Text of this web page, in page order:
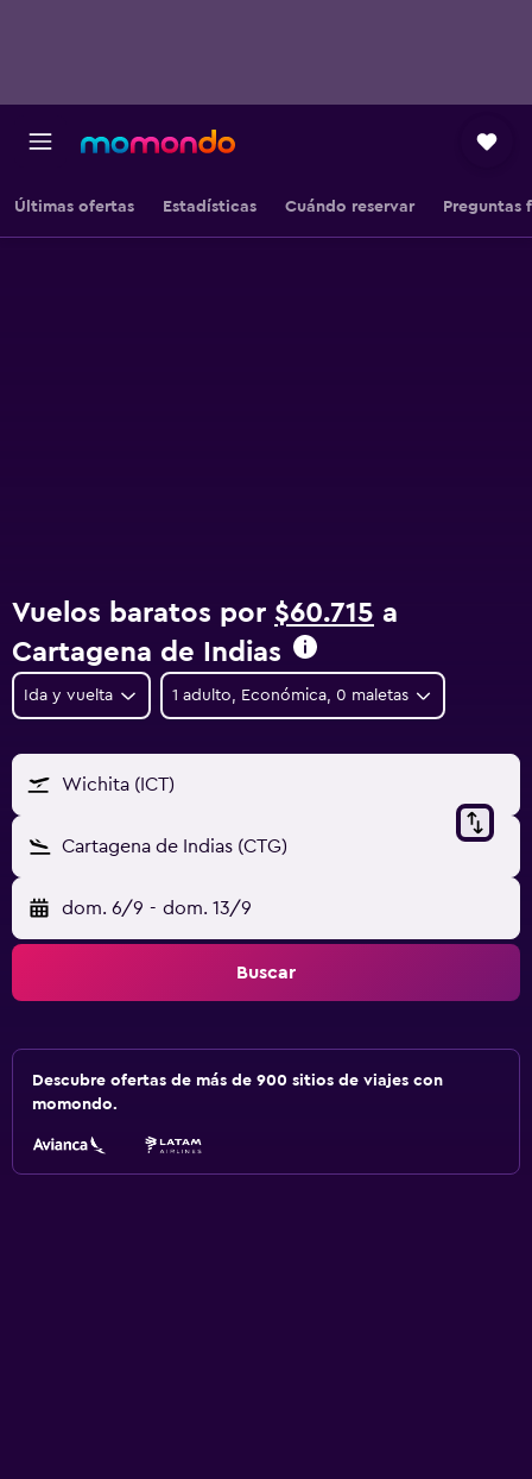
Últimas ofertas Estadísticas Cuándo reservar Preguntas
Vuelos baratos por $60.715 a
Cartagena de Indias
Ida y vuelta 1 adulto, Económica, 0 maletas
Wichita (ICT)
Cartagena de Indias (CTG)
dom. 6/9 - dom. 13/9
Buscar
Descubre ofertas de más de 900 sitios de viajes con
momondo.